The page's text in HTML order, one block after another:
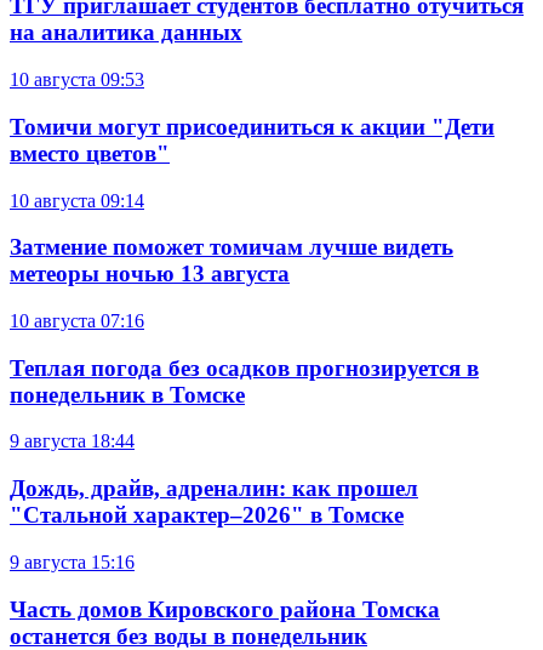
ТГУ приглашает студентов бесплатно отучиться
на аналитика данных
10 августа 09:53
Томичи могут присоединиться к акции "Дети
вместо цветов"
10 августа 09:14
Затмение поможет томичам лучше видеть
метеоры ночью 13 августа
10 августа 07:16
Теплая погода без осадков прогнозируется в
понедельник в Томске
9 августа 18:44
Дождь, драйв, адреналин: как прошел
"Стальной характер–2026" в Томске
9 августа 15:16
Часть домов Кировского района Томска
останется без воды в понедельник